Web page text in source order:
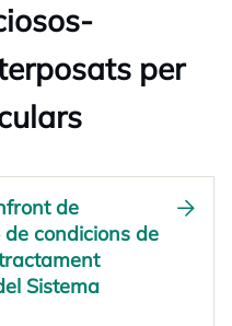
per
de
condicions de
Sistema